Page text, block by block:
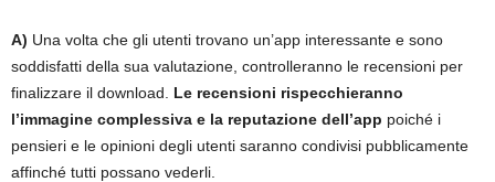
A) Una volta che gli utenti trovano un’app interessante e sono
soddisfatti della sua valutazione, controlleranno le recensioni per
finalizzare il download. Le recensioni rispecchieranno
l’immagine complessiva e la reputazione dell’app poiché i
pensieri e le opinioni degli utenti saranno condivisi pubblicamente
affinché tutti possano vederli.